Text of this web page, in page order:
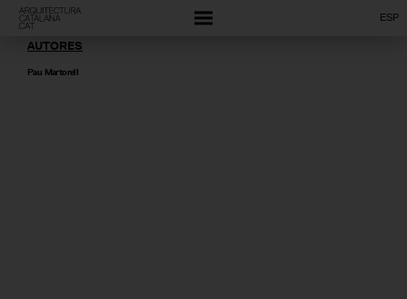
ESP
AUTORES
Pau Martorell